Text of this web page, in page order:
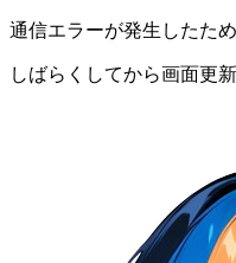
通信エラーが発生したため
しばらくしてから画面更